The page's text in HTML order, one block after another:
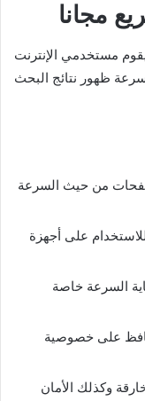
مجانا
مستخدمي الإنترنت
ظهور نتائج البحث
من حيث السرعة
على أجهزة
السرعة خاصة
على خصوصية
وكذلك الأمان